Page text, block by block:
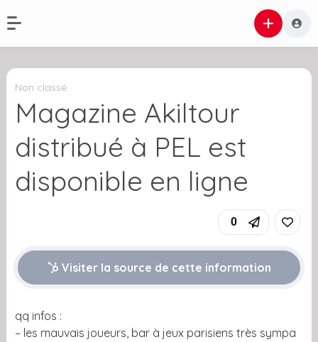
Non classé
Magazine Akiltour
distribué à PEL est
disponible en ligne
0
Visiter la source de cette information
qq infos :
– les mauvais joueurs, bar à jeux parisiens très sympa